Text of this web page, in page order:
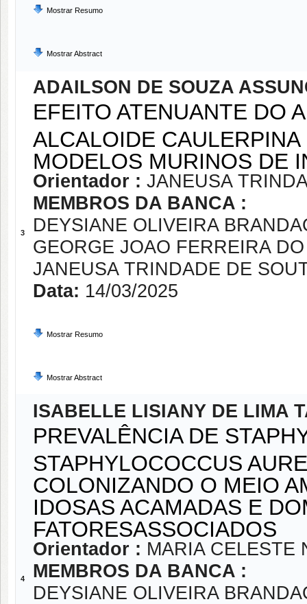
Mostrar Resumo
Mostrar Abstract
3
ADAILSON DE SOUZA
EFEITO ATENUANTE DO
ALCALOIDE
MODELOS MURINOS DE
Orientador : JANEUSA
MEMBROS DA BANCA :
DEYSIANE OLIVEIRA
GEORGE JOAO FERREIRA
JANEUSA TRINDADE DE
Data: 14/03/2025
Mostrar Resumo
Mostrar Abstract
4
ISABELLE LISIANY DE LIMA
PREVALÊNCIA DE
STAPHYLOCOCCUS
COLONIZANDO O MEIO
IDOSAS ACAMADAS E
FATORESASSOCIADOS
Orientador : MARIA CELESTE
MEMBROS DA BANCA :
DEYSIANE OLIVEIRA